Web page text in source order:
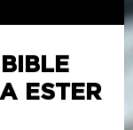
ESTER